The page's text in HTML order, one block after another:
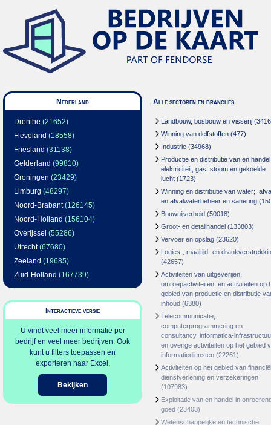
Nederland
Drenthe (21652)
Flevoland (18558)
Friesland (31138)
Gelderland (99810)
Groningen (23429)
Limburg (48297)
Noord-Brabant(126145)
Noord-Holland (156104)
Overijssel (55286)
Utrecht(67680)
Zeeland (19685)
Zuid-Holland (167739)
Interactieve versie
U vindt veel meer informatie per
bedrijf en veel meer bedrijven. Ook
kunt u filters toepassen en
exporteren naar Excel.
Bekijken
Alle sectoren en branches
Landbouw, bosbouw en visserij
Winning van delfstoffen (477)
Industrie (34968)
Productie en distributie van en
elektriciteit, gas, stoom en gekoelde
lucht (1723)
Winning en distributie van water;,
en afvalwaterbeheer en sanering
Bouwnijverheid (50018)
Groot- en detailhandel (133803)
Vervoer en opslag (23620)
Logies-, maaltijd- en
(42657)
Activiteiten van uitgeverijen,
omroepactiviteiten, en activiteiten op
gebied van productie en distributie
inhoud (6380)
Telecommunicatie,
computerprogrammering en
consultancy, informatica-
en overige activiteiten op het gebied
informatiediensten (22261)
Activiteiten op het gebied van
dienstverlening en verzekeringen
(107983)
Exploitatie van en handel in
goed (23403)
Wetenschappelijke en technische